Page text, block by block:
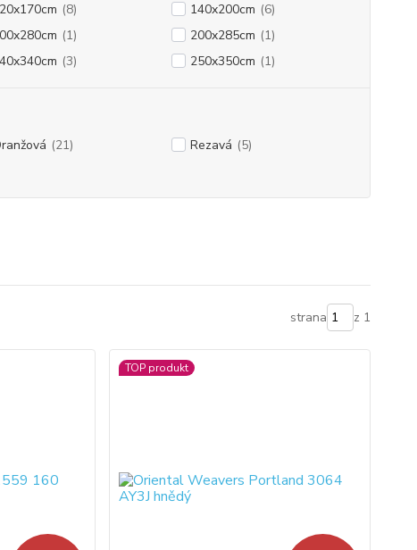
(8) 140x200cm (6)
(1) 200x285cm (1)
(3) 250x350cm (1)
(21) Rezavá (5)
strana z 1
TOP produkt